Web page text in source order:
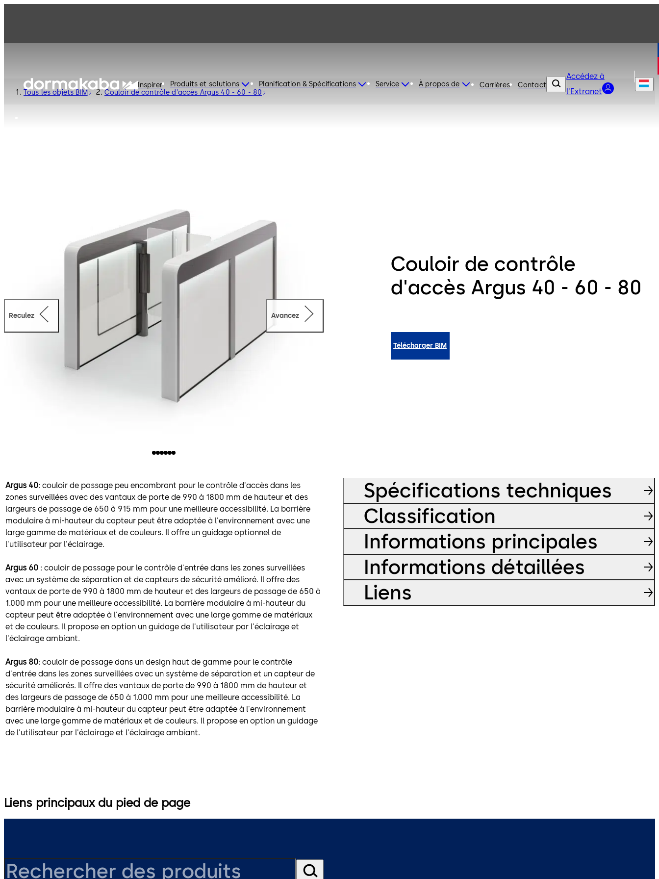
Inspirer Produits et solutions Planification & Spécifications Service À propos de Carrières Contact
Accédez à
l'Extranet
Tous les objets BIM Couloir de contrôle d'accès Argus 40 - 60 - 80
Couloir de contrôle
d'accès Argus 40 - 60 - 80
Télécharger BIM
Reculez Avancez
Argus 40: couloir de passage peu encombrant pour le contrôle d'accès dans les
zones surveillées avec des vantaux de porte de 990 à 1800 mm de hauteur et des
largeurs de passage de 650 à 915 mm pour une meilleure accessibilité. La barrière
modulaire à mi-hauteur du capteur peut être adaptée à l'environnement avec une
large gamme de matériaux et de couleurs. Il offre un guidage optionnel de
l'utilisateur par l'éclairage.
Argus 60 : couloir de passage pour le contrôle d'entrée dans les zones surveillées
avec un système de séparation et de capteurs de sécurité amélioré. Il offre des
vantaux de porte de 990 à 1800 mm de hauteur et des largeurs de passage de 650 à
1.000 mm pour une meilleure accessibilité. La barrière modulaire à mi-hauteur du
capteur peut être adaptée à l'environnement avec une large gamme de matériaux
et de couleurs. Il propose en option un guidage de l'utilisateur par l'éclairage et
l'éclairage ambiant.
Argus 80: couloir de passage dans un design haut de gamme pour le contrôle
d'entrée dans les zones surveillées avec un système de séparation et un capteur de
sécurité améliorés. Il offre des vantaux de porte de 990 à 1800 mm de hauteur et
des largeurs de passage de 650 à 1.000 mm pour une meilleure accessibilité. La
barrière modulaire à mi-hauteur du capteur peut être adaptée à l'environnement
avec une large gamme de matériaux et de couleurs. Il propose en option un guidage
de l'utilisateur par l'éclairage et l'éclairage ambiant.
Spécifications techniques
Classification
Informations principales
Informations détaillées
Liens
Liens principaux du pied de page